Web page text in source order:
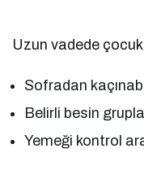
Uzun vadede
Sofradan
Belirli besin
Yemeği kontrol